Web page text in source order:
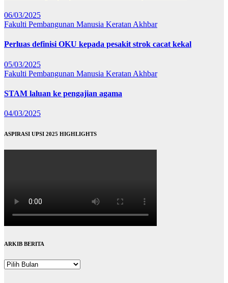
06/03/2025
Fakulti Pembangunan Manusia Keratan Akhbar
Perluas definisi OKU kepada pesakit strok cacat kekal
05/03/2025
Fakulti Pembangunan Manusia Keratan Akhbar
STAM laluan ke pengajian agama
04/03/2025
ASPIRASI UPSI 2025 HIGHLIGHTS
ARKIB BERITA
ARKIB